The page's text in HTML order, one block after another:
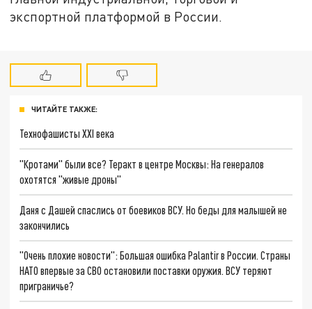
экспортной платформой в России.
ЧИТАЙТЕ ТАКЖЕ:
Технофашисты XXI века
"Кротами" были все? Теракт в центре Москвы: На генералов
охотятся "живые дроны"
Даня с Дашей спаслись от боевиков ВСУ. Но беды для малышей не
закончились
"Очень плохие новости": Большая ошибка Palantir в России. Страны
НАТО впервые за СВО остановили поставки оружия. ВСУ теряют
приграничье?